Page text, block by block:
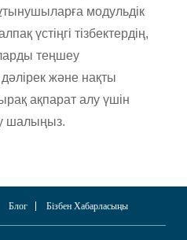
модульдік
үстіңгі тізбектердің,
теңшеу
дәлірек және нақты
ақпарат алу үшін
шалыңыз.
Блог Бізбен Хабарласыңы